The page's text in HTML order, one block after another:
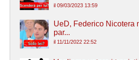
il 09/03/2023 13:59
UeD, Federico Nicotera
par...
il 11/11/2022 22:52